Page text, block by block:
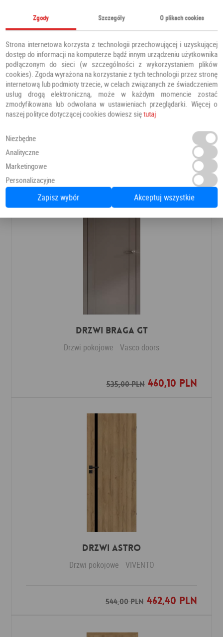
DRZWI FREZJA 9
624,78 PLN
Drzwi Braga GT
Drzwi pokojowe Vasco doors
535,00 PLN460,10 PLN
Dodaj do ulubionych
Drzwi ASTRO
Drzwi pokojowe VIVENTO
544,00 PLN462,40 PLN
Dodaj do ulubionych
Zgody Szczegóły O plikach cookies
Strona internetowa korzysta z technologii przechowującej i uzyskującej
dostęp do informacji na komputerze bądź innym urządzeniu użytkownika
podłączonym do sieci (w szczególności z wykorzystaniem plików
cookies). Zgoda wyrażona na korzystanie z tych technologii przez stronę
internetową lub podmioty trzecie, w celach związanych ze świadczeniem
usług drogą elektroniczną, może w każdym momencie zostać
zmodyfikowana lub odwołana w ustawieniach przeglądarki. Więcej o
naszej polityce dotyczącej cookies dowiesz siętutaj
Niezbędne
Analityczne
Marketingowe
Personalizacyjne
Zapisz wybór Akceptuj wszystkie